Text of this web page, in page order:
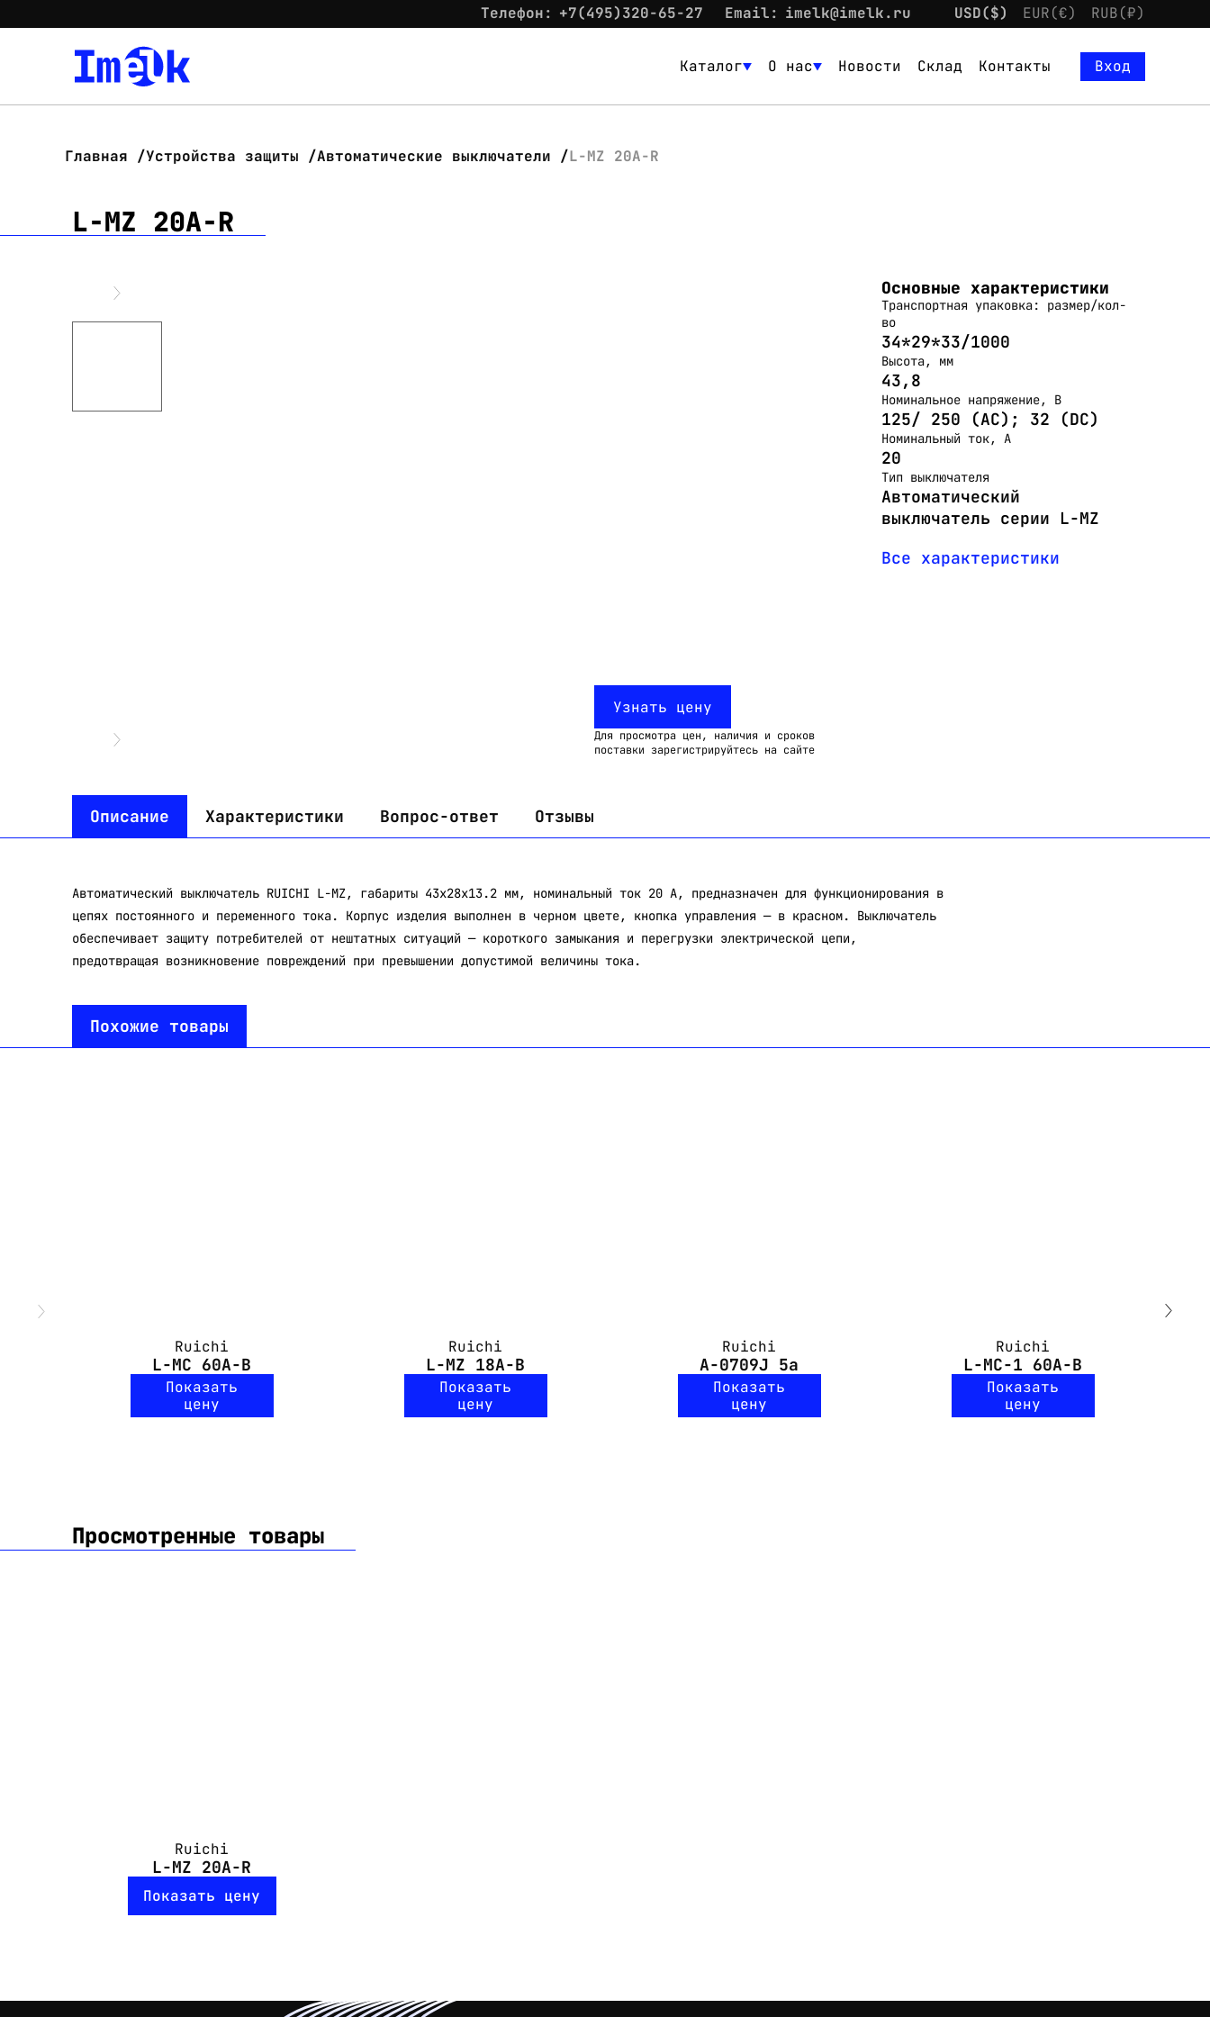
Телефон: +7(495)320-65-27 Email: imelk@imelk.ru USD($) EUR(€) RUB(₽)
Каталог О нас Новости Склад Контакты
Вход
Главная Устройства защиты Автоматические выключатели L-MZ 20A-R
L-MZ 20A-R
Узнать цену
Для просмотра цен, наличия и сроков
поставки зарегистрируйтесь на сайте
Основные характеристики
Транспортная упаковка: размер/кол-
во
34*29*33/1000
Высота, мм
43,8
Номинальное напряжение, В
125/ 250 (АС); 32 (DC)
Номинальный ток, А
20
Тип выключателя
Автоматический
выключатель серии L-MZ
Все характеристики
Описание Характеристики Вопрос-ответ Отзывы
Автоматический выключатель RUICHI L-MZ, габариты 43х28х13.2 мм, номинальный ток 20 А, предназначен для функционирования в
цепях постоянного и переменного тока. Корпус изделия выполнен в черном цвете, кнопка управления — в красном. Выключатель
обеспечивает защиту потребителей от нештатных ситуаций — короткого замыкания и перегрузки электрической цепи,
предотвращая возникновение повреждений при превышении допустимой величины тока.
Похожие товары
Ruichi
L-MC 60A-B
Показать
цену
Ruichi
L-MZ 18A-B
Показать
цену
Ruichi
A-0709J 5a
Показать
цену
Ruichi
L-MC-1 60A-B
Показать
цену
Просмотренные товары
Ruichi
L-MZ 20A-R
Показать цену